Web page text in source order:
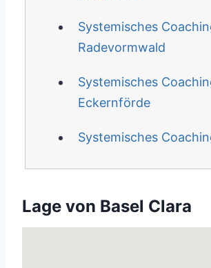
Systemisches
Radevormwald
Systemisches
Eckernförde
Systemisches
Lage von Basel Clara